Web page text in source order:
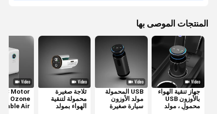
المنتجات الموصى بها
جهاز تنقية الهواء
بالأوزون USB
محمول ، مولد
USB المحمولة
مولد الأوزون
سيارة صغيرة
ثلاجة صغيرة
محمولة لتنقية
الهواء بمولد
DC Motor
Ozone
Air